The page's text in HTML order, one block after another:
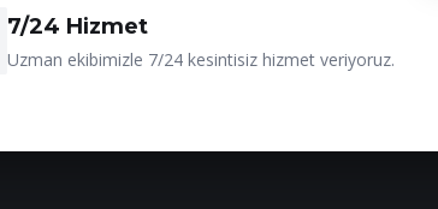
7/24 Hizmet
Uzman ekibimizle 7/24 kesintisiz hizmet veriyoruz.